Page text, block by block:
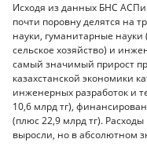
Исходя из данных БНС
почти поровну делятся на
науки, гуманитарные
сельское хозяйство) и
самый значимый прирост
казахстанской экономики
инженерных разработок и
10,6 млрд тг),
(плюс 22,9 млрд тг).
выросли, но в абсолютном